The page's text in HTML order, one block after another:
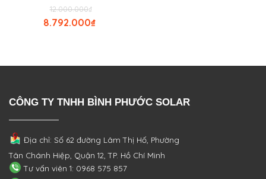
₫
12.000.000
₫
8.792.000
CÔNG TY TNHH BÌNH PHƯỚC SOLAR
Địa chỉ: Số 62 đường Lâm Thị Hố, Phường
Tân Chánh Hiệp, Quận 12, TP. Hồ Chí Minh
Tư vấn viên 1: 0968 575 857